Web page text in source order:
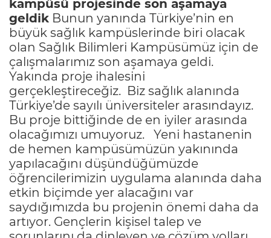
kampüsü projesinde son aşamaya
geldik Bunun yanında Türkiye’nin en
büyük sağlık kampüslerinde biri olacak
olan Sağlık Bilimleri Kampüsümüz için de
çalışmalarımız son aşamaya geldi.
Yakında proje ihalesini
gerçekleştireceğiz. Biz sağlık alanında
Türkiye’de sayılı üniversiteler arasındayız.
Bu proje bittiğinde de en iyiler arasında
olacağımızı umuyoruz. Yeni hastanenin
de hemen kampüsümüzün yakınında
yapılacağını düşündüğümüzde
öğrencilerimizin uygulama alanında daha
etkin biçimde yer alacağını var
saydığımızda bu projenin önemi daha da
artıyor. Gençlerin kişisel talep ve